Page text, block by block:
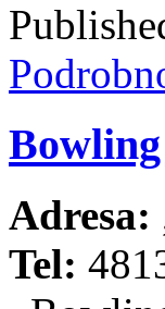
Adresa:
Tel: